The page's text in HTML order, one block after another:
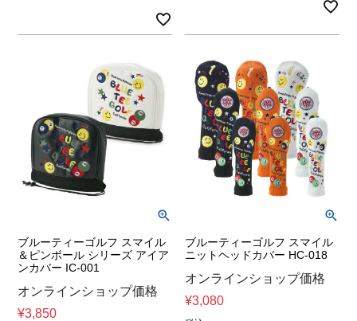
ブルーティーゴルフ スマイル
＆ピンボール シリーズ アイア
ンカバー IC-001
オンラインショップ価格
¥3,850
ブルーティーゴルフ スマイル
ニットヘッドカバー HC-018
オンラインショップ価格
¥3,080